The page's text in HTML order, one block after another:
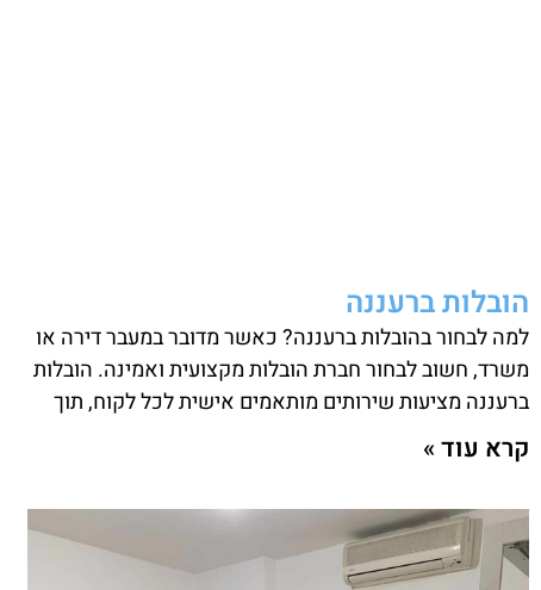
הובלות ברעננה
למה לבחור בהובלות ברעננה? כאשר מדובר במעבר דירה או
משרד, חשוב לבחור חברת הובלות מקצועית ואמינה. הובלות
ברעננה מציעות שירותים מותאמים אישית לכל לקוח, תוך
קרא עוד »